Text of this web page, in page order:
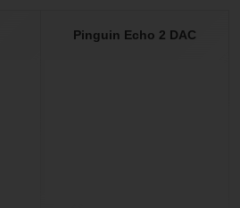
Pinguin Echo 2 DAC